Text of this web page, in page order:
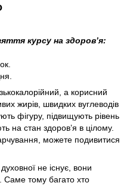
курсу на здоров’я:
а корисний
жирів, швидких вуглеводів
фігуру, підвищують рівень
на стан здоров’я в цілому.
можете подивитися
не існує, вони
тому багато хто